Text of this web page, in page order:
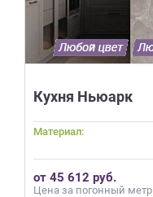
Кухня Ньюарк
Материал:
от 45 612 руб.
Цена за погонный метр